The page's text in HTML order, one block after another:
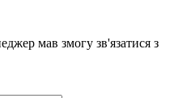
мав змогу зв'язатися з